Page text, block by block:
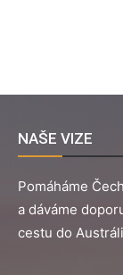
NAŠE VIZE
Pomáháme
a dáváme
cestu do